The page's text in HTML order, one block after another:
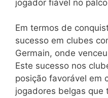
jogador fiável no
Em termos de
sucesso em clubes
Germain, onde
Este sucesso nos
posição favorável em
jogadores belgas que